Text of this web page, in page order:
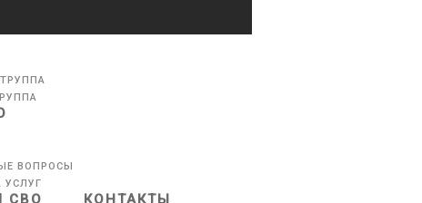
ВОПРОСЫ
УСЛУГ
СВО КОНТАКТЫ